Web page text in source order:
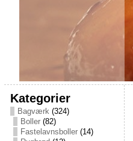
Kategorier
Bagværk(324)
Boller(82)
Fastelavnsboller(14)